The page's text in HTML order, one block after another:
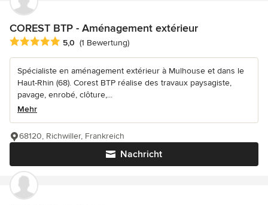
COREST BTP - Aménagement extérieur
Durchschnittliche Bewertung: 5 von 5 Sternen
5,0 (1 Bewertung)
Spécialiste en aménagement extérieur à Mulhouse et dans le
Haut-Rhin (68). Corest BTP réalise des travaux paysagiste,
pavage, enrobé, clôture,...
Mehr
Nachricht
68120, Richwiller, Frankreich